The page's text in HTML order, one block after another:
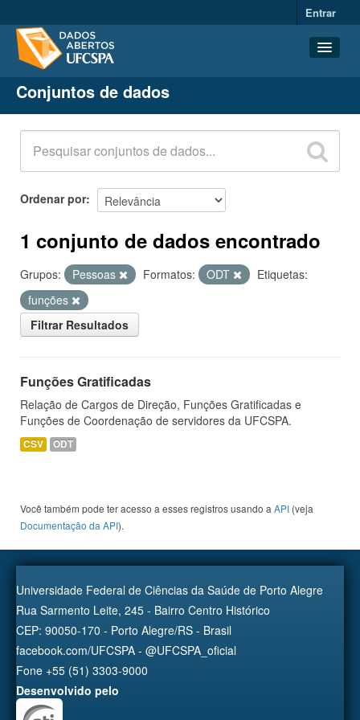
Entrar
Conjuntos de dados
Organizações
Grupos
Sobre
Conjuntos de dados
Ordenar por
1 conjunto de dados encontrado
Grupos: Pessoas Formatos: ODT
Etiquetas:
funções
Filtrar Resultados
Funções Gratificadas
Relação de Cargos de Direção, Funções Gratificadas e
Funções de Coordenação de servidores da UFCSPA.
CSV ODT
Você também pode ter acesso a esses registros usando a API (veja
Documentação da API).
Universidade Federal de Ciências da Saúde de Porto Alegre
Rua Sarmento Leite, 245 - Bairro Centro Histórico
CEP: 90050-170 - Porto Alegre/RS - Brasil
facebook.com/UFCSPA - @UFCSPA_oficial
Fone +55 (51) 3303-9000
Desenvolvido pelo